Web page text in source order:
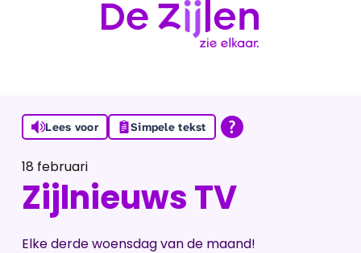
Lees voor Simpele tekst
18 februari
Zijlnieuws TV
Elke derde woensdag van de maand!